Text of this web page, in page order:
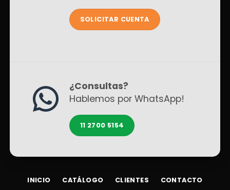
SOLICITAR CUENTA
¿Consultas?
Hablemos por WhatsApp!
11 2700 5154
INICIO CATÁLOGO CLIENTES CONTACTO